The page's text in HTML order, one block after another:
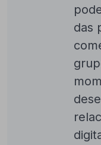
das